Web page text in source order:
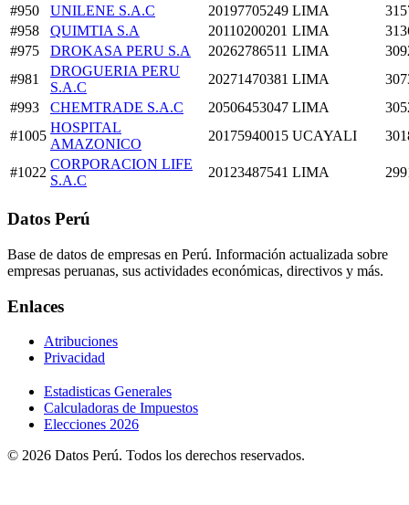
#950
UNILENE S.A.C 20197705249 LIMA
#958
QUIMTIA S.A 20110200201 LIMA
#975
DROKASA PERU S.A 20262786511 LIMA
#981
DROGUERIA PERU
S.A.C
20271470381 LIMA
#993
CHEMTRADE S.A.C 20506453047 LIMA
#1005
HOSPITAL
AMAZONICO
20175940015 UCAYALI
#1022
CORPORACION LIFE
S.A.C
20123487541 LIMA
Datos Perú
Base de datos de empresas en Perú. Información actualizada sobre
empresas peruanas, sus actividades económicas, directivos y más.
Enlaces
Atribuciones
Privacidad
Estadisticas Generales
Calculadoras de Impuestos
Elecciones 2026
© 2026 Datos Perú. Todos los derechos reservados.